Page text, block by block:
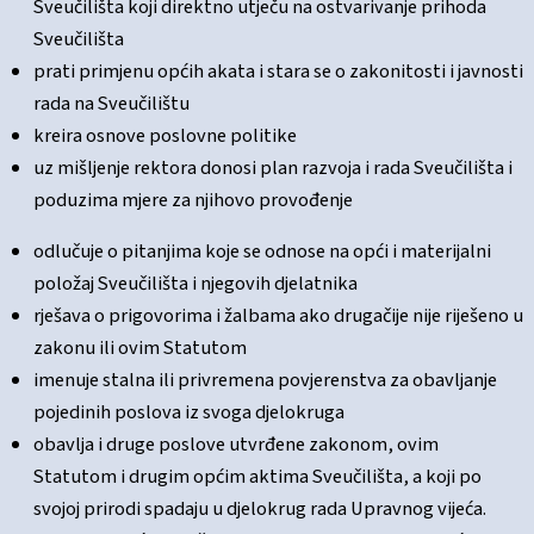
Sveučilišta koji direktno utječu na ostvarivanje prihoda
Sveučilišta
prati primjenu općih akata i stara se o zakonitosti i javnosti
rada na Sveučilištu
kreira osnove poslovne politike
uz mišljenje rektora donosi plan razvoja i rada Sveučilišta i
poduzima mjere za njihovo provođenje
odlučuje o pitanjima koje se odnose na opći i materijalni
položaj Sveučilišta i njegovih djelatnika
rješava o prigovorima i žalbama ako drugačije nije riješeno u
zakonu ili ovim Statutom
imenuje stalna ili privremena povjerenstva za obavljanje
pojedinih poslova iz svoga djelokruga
obavlja i druge poslove utvrđene zakonom, ovim
Statutom i drugim općim aktima Sveučilišta, a koji po
svojoj prirodi spadaju u djelokrug rada Upravnog vijeća.